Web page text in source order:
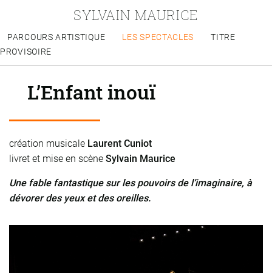
SYLVAIN MAURICE
PARCOURS ARTISTIQUE LES SPECTACLES
TITRE
PROVISOIRE
L’Enfant inouï
création musicale Laurent Cuniot
livret et mise en scène Sylvain Maurice
Une fable fantastique sur les pouvoirs de l’imaginaire, à
dévorer des yeux et des oreilles.